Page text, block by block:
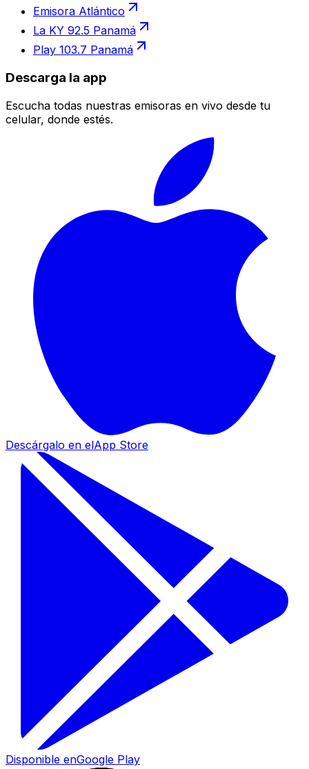
Emisora Atlántico
La KY 92.5 Panamá
Play 103.7 Panamá
Descarga la app
Escucha todas nuestras emisoras en vivo desde tu
celular, donde estés.
Descárgalo en elApp Store
Disponible enGoogle Play